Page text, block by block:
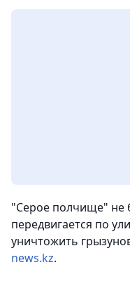
"Серое полчище" не
передвигается по
уничтожить
news.kz.